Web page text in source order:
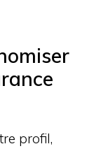
profil,